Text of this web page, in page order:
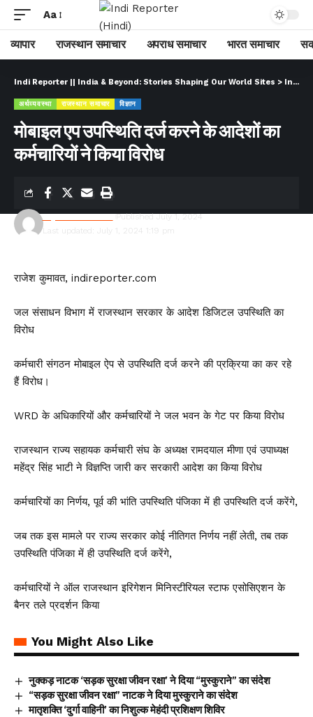
Aa
व्यापार राजस्थान समाचार अपराध समाचार भारत समाचार
Indi Reporter || India & Beyond: Stories Shaping Our World Sites > Indi Reporter (Hindi)
अर्थव्यवस्था राजस्थान समाचार विज्ञान
मोबाइल एप उपस्थिति दर्ज करने के आदेशों का
कर्मचारियों ने किया विरोध
Last updated: July 1, 2024 1:19 pm
Rajesh Kumawat Published July 1, 2024
राजेश कुमावत, indireporter.com
जल संसाधन विभाग में राजस्थान सरकार के आदेश डिजिटल उपस्थिति का
विरोध
कर्मचारी संगठन मोबाइल ऐप से उपस्थिति दर्ज करने की प्रक्रिया का कर रहे
हैं विरोध।
WRD के अधिकारियों और कर्मचारियों ने जल भवन के गेट पर किया विरोध
राजस्थान राज्य सहायक कर्मचारी संघ के अध्यक्ष रामदयाल मीणा एवं उपाध्यक्ष
महेंद्र सिंह भाटी ने विज्ञप्ति जारी कर सरकारी आदेश का किया विरोध
कर्मचारियों का निर्णय, पूर्व की भांति उपस्थिति पंजिका में ही उपस्थिति दर्ज करेंगे,
जब तक इस मामले पर राज्य सरकार कोई नीतिगत निर्णय नहीं लेती, तब तक
उपस्थिति पंजिका में ही उपस्थिति दर्ज करेंगे,
कर्मचारियों ने ऑल राजस्थान इरिगेशन मिनिस्टीरियल स्टाफ एसोसिएशन के
बैनर तले प्रदर्शन किया
You Might Also Like
नुक्कड़ नाटक ‘सड़क सुरक्षा जीवन रक्षा’ ने दिया “मुस्कुराने” का संदेश
“सड़क सुरक्षा जीवन रक्षा” नाटक ने दिया मुस्कुराने का संदेश
मातृशक्ति ‘दुर्गा वाहिनी’ का निशुल्क मेहंदी प्रशिक्षण शिविर